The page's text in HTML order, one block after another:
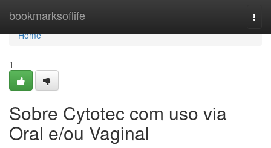
bookmarksoflife
Home
Home
1
Sobre Cytotec com uso via
Oral e/ou Vaginal